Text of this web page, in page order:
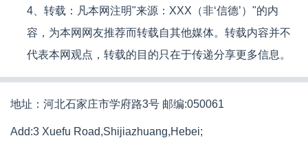
4、转载：凡本网注明"来源：XXX（非‘信德’）"的内
容，为本网网友推荐而转载自其他媒体。转载内容并不
代表本网观点，转载的目的只在于传递分享更多信息。
地址：河北石家庄市学府路3号 邮编:050061
Add:3 Xuefu Road,Shijiazhuang,Hebei;